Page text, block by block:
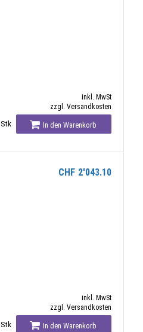
inkl. MwSt
zzgl. Versandkosten
Stk In den Warenkorb
CHF 2'043.10
inkl. MwSt
zzgl. Versandkosten
Stk In den Warenkorb